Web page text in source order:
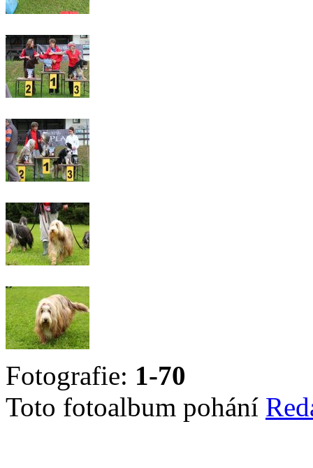
Fotografie: 1-70
Toto fotoalbum pohání